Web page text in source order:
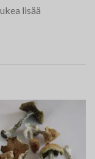
lisää